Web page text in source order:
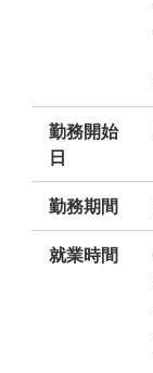
勤務開始
日
勤務期間
就業時間